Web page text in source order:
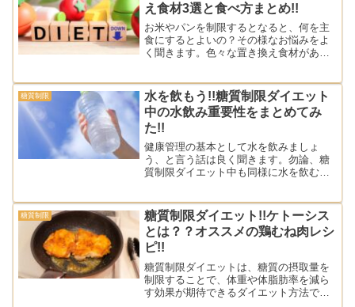
え食材3選と食べ方まとめ!!
お米やパンを制限するとなると、何を主
食にするとよいの？その様なお悩みをよ
く聞きます。色々な置き換え食材があり
工夫がありますのでぜひ参考にしてくだ
さい‼︎
糖質制限
水を飲もう!!糖質制限ダイエット
中の水飲み重要性をまとめてみ
た!!
健康管理の基本として水を飲みましょ
う、と言う話は良く聞きます。勿論、糖
質制限ダイエット中も同様に水を飲むこ
た。糖質制限ダイエットを試みる方は是
非とも参考にしてください。
糖質制限
糖質制限ダイエット!!ケトーシス
とは？？オススメの鶏むね肉レシ
ピ!!
糖質制限ダイエットは、糖質の摂取量を
制限することで、体重や体脂肪率を減ら
す効果が期待できるダイエット方法で